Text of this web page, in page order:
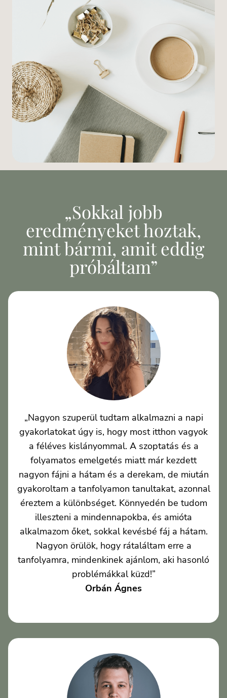
„Sokkal jobb
eredményeket hoztak,
mint bármi, amit eddig
próbáltam”
„Nagyon szuperül tudtam alkalmazni a napi
gyakorlatokat úgy is, hogy most itthon vagyok
a féléves kislányommal. A szoptatás és a
folyamatos emelgetés miatt már kezdett
nagyon fájni a hátam és a derekam, de miután
gyakoroltam a tanfolyamon tanultakat, azonnal
éreztem a különbséget. Könnyedén be tudom
illeszteni a mindennapokba, és amióta
alkalmazom őket, sokkal kevésbé fáj a hátam.
Nagyon örülök, hogy rátaláltam erre a
tanfolyamra, mindenkinek ajánlom, aki hasonló
problémákkal küzd!”
Orbán Ágnes